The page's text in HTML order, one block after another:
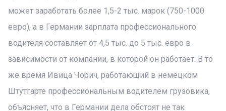
может заработать более 1,5-2 тыс. марок (750-1000
евро), а в Германии зарплата профессионального
водителя составляет от 4,5 тыс. до 5 тыс. евро в
зависимости от компании, в которой он работает. В то
же время Ивица Чорич, работающий в немецком
Штутгарте профессиональным водителем грузовика,
объясняет, что в Германии дела обстоят не так